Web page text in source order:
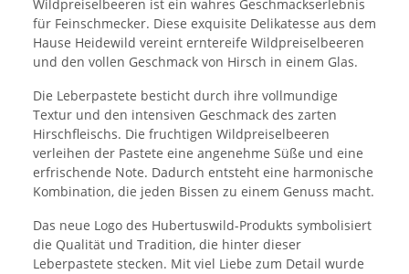
Wildpreiselbeeren ist ein wahres Geschmackserlebnis
für Feinschmecker. Diese exquisite Delikatesse aus dem
Hause Heidewild vereint erntereife Wildpreiselbeeren
und den vollen Geschmack von Hirsch in einem Glas.
Die Leberpastete besticht durch ihre vollmundige
Textur und den intensiven Geschmack des zarten
Hirschfleischs. Die fruchtigen Wildpreiselbeeren
verleihen der Pastete eine angenehme Süße und eine
erfrischende Note. Dadurch entsteht eine harmonische
Kombination, die jeden Bissen zu einem Genuss macht.
Das neue Logo des Hubertuswild-Produkts symbolisiert
die Qualität und Tradition, die hinter dieser
Leberpastete stecken. Mit viel Liebe zum Detail wurde